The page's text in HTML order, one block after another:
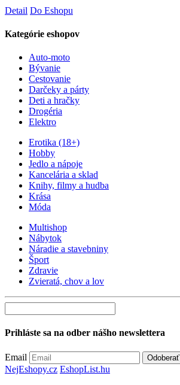
Detail Do Eshopu
Kategórie eshopov
Auto-moto
Bývanie
Cestovanie
Darčeky a párty
Deti a hračky
Drogéria
Elektro
Erotika (18+)
Hobby
Jedlo a nápoje
Kancelária a sklad
Knihy, filmy a hudba
Krása
Móda
Multishop
Nábytok
Náradie a stavebniny
Šport
Zdravie
Zvieratá, chov a lov
Prihláste sa na odber nášho newslettera
Email Odoberať
NejEshopy.cz EshopList.hu